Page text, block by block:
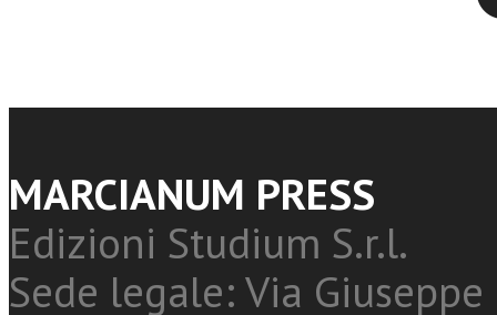
MARCIANUM PRESS
Edizioni Studium S.r.l.
Sede legale: Via